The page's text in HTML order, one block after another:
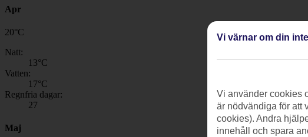
Apr
20°C
Natt:
13°C
Vatten:
17°C
Regnfria dagar:
27
Maj
Vi värnar om din
Vi använder cookies
är nödvändiga för att
cookies). Andra
innehåll och spara